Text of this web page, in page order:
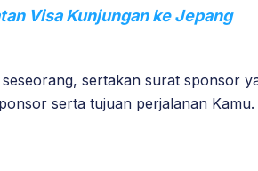
Visa Kunjungan ke Jepang
sertakan surat sponsor
serta tujuan perjalanan Kamu.